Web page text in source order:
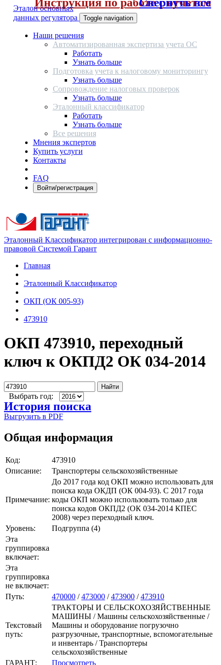
Эталон основных
данных регулятора
Toggle navigation
Наши решения
Автоматизированная экспертиза учета ОС
Работать
Узнать больше
Подготовка учета к налоговому мониторингу
Узнать больше
Сопровождение налоговых проверок
Узнать больше
Эталонный классификатор
Работать
Узнать больше
Все решения
Мнения экспертов
Купить услуги
Контакты
FAQ
Войти/регистрация
Эталонный Классификатор интегрирован с информационно-
правовой Системой Гарант
Главная
Эталонный Классификатор
ОКП (ОК 005-93)
473910
ОКП 473910, переходный
ключ к ОКПД2 ОК 034-2014
Найти
Выбрать год:
История поиска
Выгрузить в PDF
Общая информация
Код:
473910
Описание:
Транспортеры сельскохозяйственные
Примечание:
До 2017 года код ОКП можно использовать для
поиска кода ОКДП (ОК 004-93). C 2017 года
коды ОКП можно использовать только для
поиска кодов ОКПД2 (ОК 034-2014 КПЕС
2008) через переходный ключ.
Уровень:
Подгруппа (4)
Эта
группировка
включает:
Эта
группировка
не включает:
Путь:
470000 /473000 /473900 /473910
Текстовый
путь:
ТРАКТОРЫ И СЕЛЬСКОХОЗЯЙСТВЕННЫЕ
МАШИНЫ / Машины сельскохозяйственные /
Машины и оборудование погрузочно
разгрузочные, транспортные, вспомогательные
и инвентарь / Транспортеры
сельскохозяйственные
ГАРАНТ:
Просмотреть